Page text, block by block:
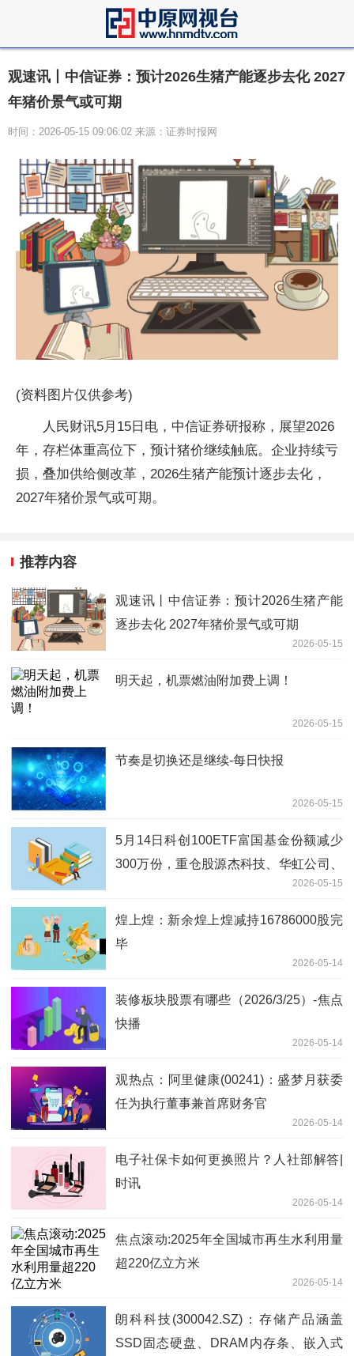
观速讯丨中信证券：预计2026生猪产能逐步去化 2027
年猪价景气或可期
时间：2026-05-15 09:06:02 来源：证券时报网
(资料图片仅供参考)
人民财讯5月15日电，中信证券研报称，展望2026
年，存栏体重高位下，预计猪价继续触底。企业持续亏
损，叠加供给侧改革，2026生猪产能预计逐步去化，
2027年猪价景气或可期。
推荐内容
观速讯丨中信证券：预计2026生猪产能
逐步去化 2027年猪价景气或可期
2026-05-15
明天起，机票燃油附加费上调！
2026-05-15
节奏是切换还是继续-每日快报
2026-05-15
5月14日科创100ETF富国基金份额减少
300万份，重仓股源杰科技、华虹公司、
2026-05-15
煌上煌：新余煌上煌减持16786000股完
毕
2026-05-14
装修板块股票有哪些（2026/3/25）-焦点
快播
2026-05-14
观热点：阿里健康(00241)：盛梦月获委
任为执行董事兼首席财务官
2026-05-14
电子社保卡如何更换照片？人社部解答|
时讯
2026-05-14
焦点滚动:2025年全国城市再生水利用量
超220亿立方米
2026-05-14
朗科科技(300042.SZ)：存储产品涵盖
SSD固态硬盘、DRAM内存条、嵌入式